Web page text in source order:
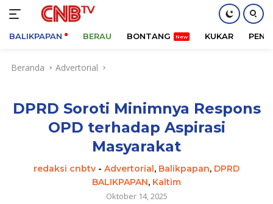
BALIKPAPAN BERAU BONTANG KUKAR
Beranda Advertorial
DPRD Soroti Minimnya Respons
OPD terhadap Aspirasi
Masyarakat
redaksi cnbtv - Advertorial, Balikpapan, DPRD
BALIKPAPAN, Kaltim
Oktober 14, 2025